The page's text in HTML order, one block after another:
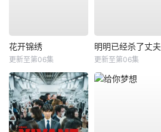
花开锦绣
更新至第06集
明明已经杀了丈夫
更新至第06集